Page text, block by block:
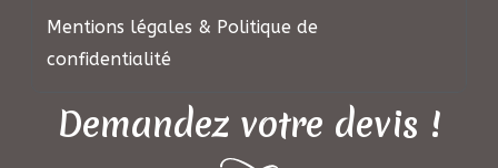
Mentions légales & Politique de
confidentialité
Demandez votre devis !